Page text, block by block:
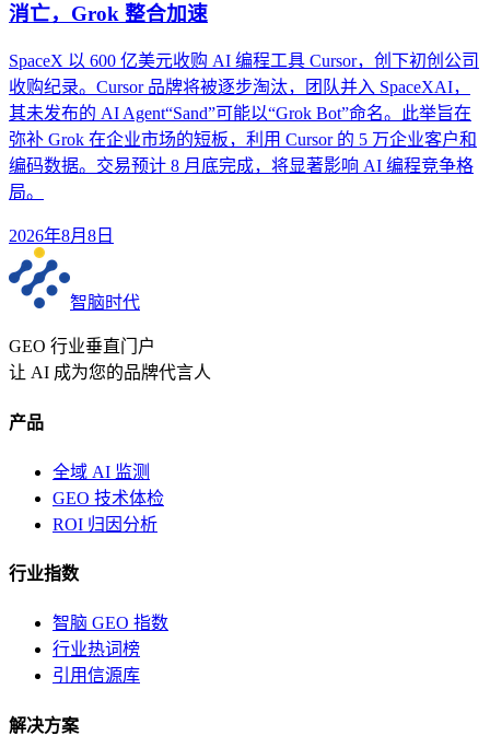
消亡，Grok 整合加速
SpaceX 以 600 亿美元收购 AI 编程工具 Cursor，创下初创公司
收购纪录。Cursor 品牌将被逐步淘汰，团队并入 SpaceXAI，
其未发布的 AI Agent“Sand”可能以“Grok Bot”命名。此举旨在
弥补 Grok 在企业市场的短板，利用 Cursor 的 5 万企业客户和
编码数据。交易预计 8 月底完成，将显著影响 AI 编程竞争格
局。
2026年8月8日
智脑时代
GEO 行业垂直门户
让 AI 成为您的品牌代言人
产品
全域 AI 监测
GEO 技术体检
ROI 归因分析
行业指数
智脑 GEO 指数
行业热词榜
引用信源库
解决方案